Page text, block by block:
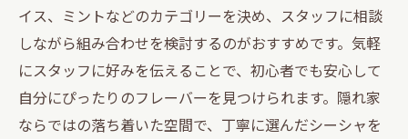
イス、ミントなどのカテゴリーを決め、スタッフに相談
しながら組み合わせを検討するのがおすすめです。気軽
にスタッフに好みを伝えることで、初心者でも安心して
自分にぴったりのフレーバーを見つけられます。隠れ家
ならではの落ち着いた空間で、丁寧に選んだシーシャを